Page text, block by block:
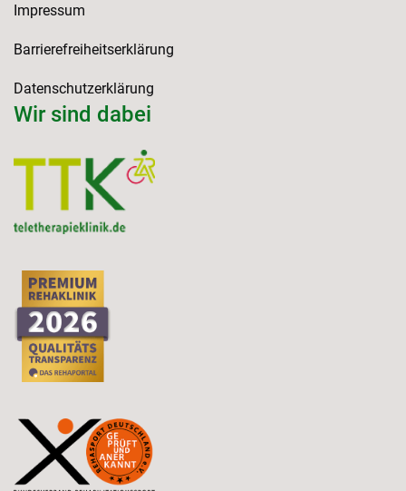
Impressum
Barrierefreiheitserklärung
Datenschutzerklärung
Wir sind dabei